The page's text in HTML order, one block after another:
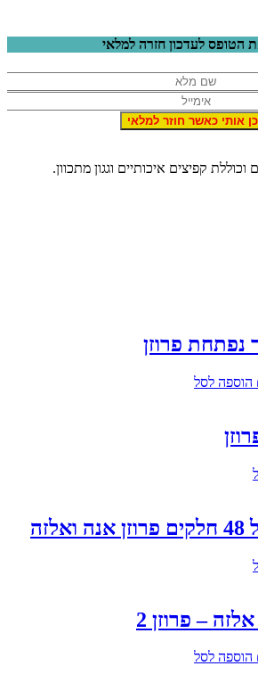
הטופס לעדכון חזרה למלאי
קפיצים איכותיים וגגון מתכוון.
נפתחת פרוזן
לסל
לסל